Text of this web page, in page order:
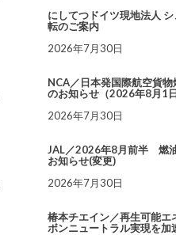
にしてつドイツ現地法人
転のご案内
2026年7月30日
NCA／日本発国際航空貨
のお知らせ（2026年8月1
2026年7月30日
JAL／2026年8月前半 燃
お知らせ(変更)
2026年7月30日
椿本チエイン／再生可能エ
ボンニュートラル実現を加